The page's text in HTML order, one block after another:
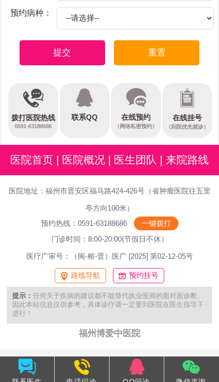
预约病种：
提交 重置
拨打医院热线
0591-63188686
联系QQ 在线预约
（网络私密预约）
在线挂号
（到院优先就诊）
医院首页 医院概况 医生团队 来院路线
医院地址：福州市晋安区福马路424-426号（省肿瘤医院往五里
亭方向100米）
预约热线：0591-63188686
一键拨打
门诊时间：8:00-20:00(节假日不休）
医疗广审号：（闽-榕-晋）医广 [2025] 第02-12-05号
路线导航 预约挂号
提示： 任何关于疾病的建议都不能替代执业医师的面对面诊断。
因此本站信息仅供参考，具体诊疗请一定要到医院在医生指导下
进行！
福州博爱中医院